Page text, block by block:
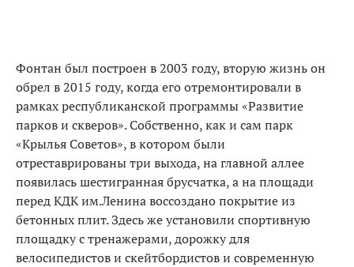
Фонтан был построен в 2003 году, вторую жизнь он
обрел в 2015 году, когда его отремонтировали в
рамках республиканской программы «Развитие
парков и скверов». Собственно, как и сам парк
«Крылья Советов», в котором были
отреставрированы три выхода, на главной аллее
появилась шестигранная брусчатка, а на площади
перед КДК им.Ленина воссоздано покрытие из
бетонных плит. Здесь же установили спортивную
площадку с тренажерами, дорожку для
велосипедистов и скейтбордистов и современную